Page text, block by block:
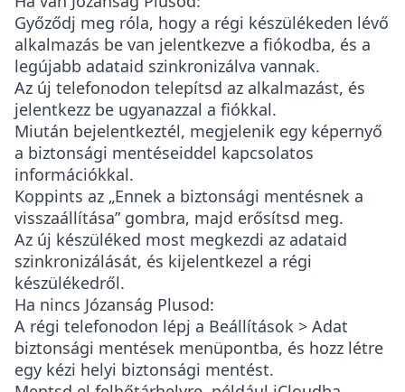
Győződj meg róla, hogy a régi készülékeden lévő
alkalmazás be van jelentkezve a fiókodba, és a
legújabb adataid szinkronizálva vannak.
Az új telefonodon telepítsd az alkalmazást, és
jelentkezz be ugyanazzal a fiókkal.
Miután bejelentkeztél, megjelenik egy képernyő
a biztonsági mentéseiddel kapcsolatos
információkkal.
Koppints az „Ennek a biztonsági mentésnek a
visszaállítása” gombra, majd erősítsd meg.
Az új készüléked most megkezdi az adataid
szinkronizálását, és kijelentkezel a régi
készülékedről.
Ha nincs Józanság Plusod:
A régi telefonodon lépj a Beállítások > Adat
biztonsági mentések menüpontba, és hozz létre
egy kézi helyi biztonsági mentést.